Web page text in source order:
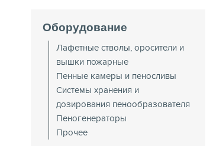
Оборудование
Лафетные стволы, оросители и
вышки пожарные
Пенные камеры и пеносливы
Системы хранения и
дозирования пенообразователя
Пеногенераторы
Прочее